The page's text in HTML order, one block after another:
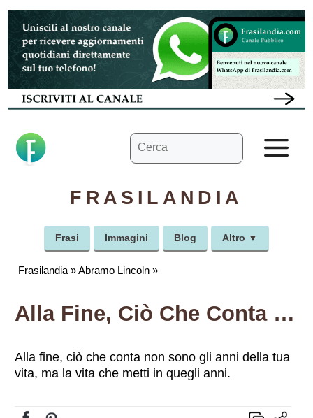
Vai
contenuto
Ricerca
per:
FRASILANDIA
Frasi Immagini Blog Altro ▼
Frasilandia »Abramo Lincoln »
Alla Fine, Ciò Che Conta Non Sono Gli Anni Della Tua Vita, Ma La Vita Che Metti In Quegli Anni.
Alla fine, ciò che conta non sono gli anni della tua
vita, ma la vita che metti in quegli anni.